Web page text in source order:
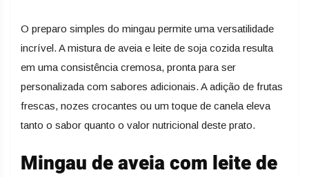
O preparo simples do mingau permite uma versatilidade
incrível. A mistura de aveia e leite de soja cozida resulta
em uma consistência cremosa, pronta para ser
personalizada com sabores adicionais. A adição de frutas
frescas, nozes crocantes ou um toque de canela eleva
tanto o sabor quanto o valor nutricional deste prato.
Mingau de aveia com leite de